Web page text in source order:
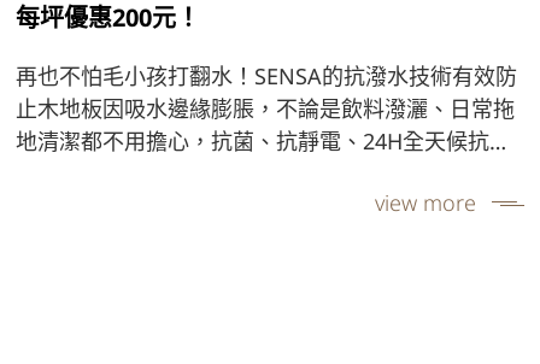
每坪優惠200元！
再也不怕毛小孩打翻水！SENSA的抗潑水技術有效防
止木地板因吸水邊緣膨脹，不論是飲料潑灑、日常拖
地清潔都不用擔心，抗菌、抗靜電、24H全天候抗潑
view more